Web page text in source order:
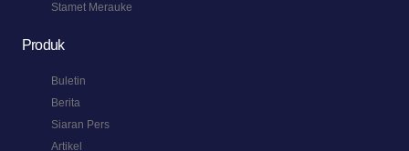
Stamet Merauke
Produk
Buletin
Berita
Siaran Pers
Artikel